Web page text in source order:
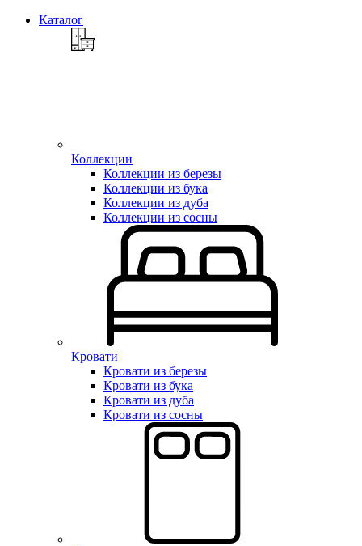
Каталог
Коллекции
Коллекции из березы
Коллекции из бука
Коллекции из дуба
Коллекции из сосны
Кровати
Кровати из березы
Кровати из бука
Кровати из дуба
Кровати из сосны